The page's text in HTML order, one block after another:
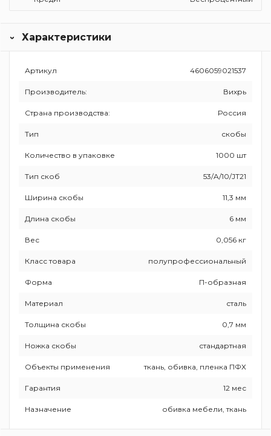
Характеристики
Артикул 4606059021537
Производитель: Вихрь
Страна производства: Россия
Тип скобы
Количество в упаковке 1000 шт
Тип скоб 53/A/10/JT21
Ширина скобы 11,3 мм
Длина скобы 6 мм
Вес 0,056 кг
Класс товара полупрофессиональный
Форма П-образная
Материал сталь
Толщина скобы 0,7 мм
Ножка скобы стандартная
Объекты применения ткань, обивка, пленка ПФХ
Гарантия 12 мес
Назначение обивка мебели, ткань